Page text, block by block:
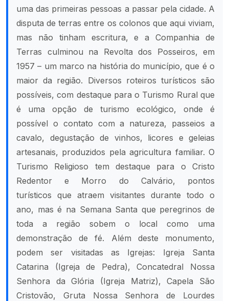
uma das primeiras pessoas a passar pela cidade. A
disputa de terras entre os colonos que aqui viviam,
mas não tinham escritura, e a Companhia de
Terras culminou na Revolta dos Posseiros, em
1957 – um marco na história do município, que é o
maior da região. Diversos roteiros turísticos são
possíveis, com destaque para o Turismo Rural que
é uma opção de turismo ecológico, onde é
possível o contato com a natureza, passeios a
cavalo, degustação de vinhos, licores e geleias
artesanais, produzidos pela agricultura familiar. O
Turismo Religioso tem destaque para o Cristo
Redentor e Morro do Calvário, pontos
turísticos que atraem visitantes durante todo o
ano, mas é na Semana Santa que peregrinos de
toda a região sobem o local como uma
demonstração de fé. Além deste monumento,
podem ser visitadas as Igrejas: Igreja Santa
Catarina (Igreja de Pedra), Concatedral Nossa
Senhora da Glória (Igreja Matriz), Capela São
Cristovão, Gruta Nossa Senhora de Lourdes